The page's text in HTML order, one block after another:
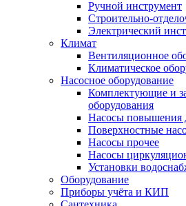
Ручной инструмент
Строительно-
Электрический
Климат
Вентиляционное
Климатическое
Насосное оборудование
Комплектующие и
оборудования
Насосы повышения
Поверхностные
Насосы прочее
Насосы
Установки
Оборудование
Приборы учёта и КИП